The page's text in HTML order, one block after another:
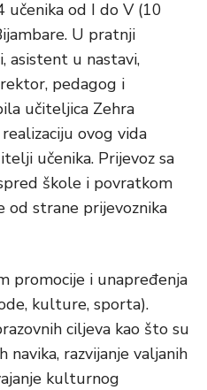
učenika od I do V (10
U pratnji
asistent u nastavi,
pedagog i
učiteljica Zehra
ovog vida
učenika. Prijevoz sa
škole i povratkom
od strane prijevoznika
promocije i unapređenja
kulture, sporta).
ciljeva kao što su
razvijanje valjanih
kulturnog